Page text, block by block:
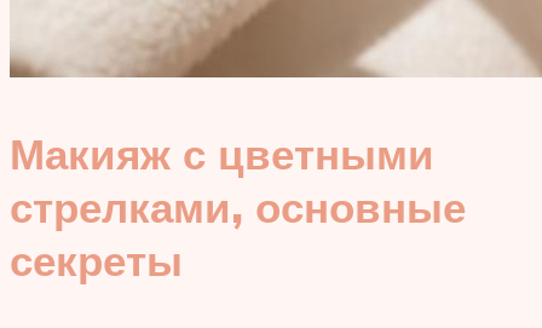
Макияж с цветными
стрелками, основные
секреты